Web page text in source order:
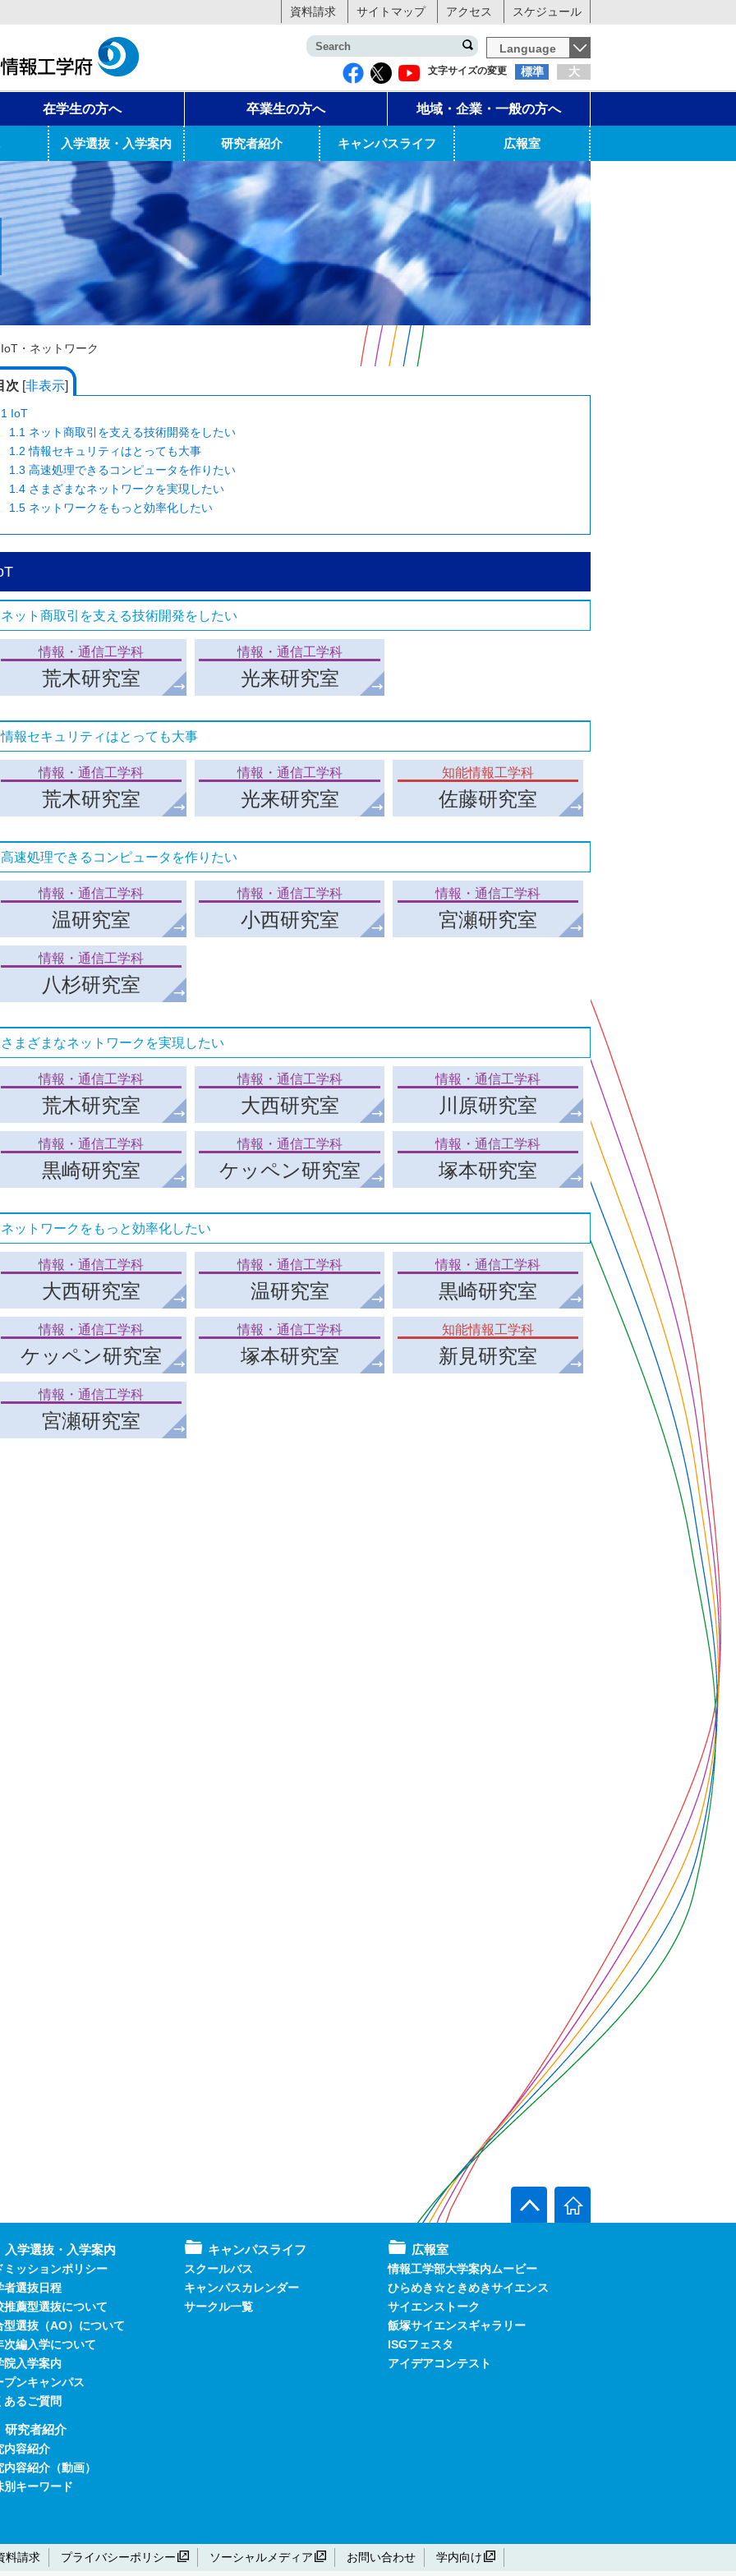
資料請求 サイトマップ アクセス スケジュール
Language
文字サイズの変更 標準 大
在学生の方へ 卒業生の方へ 地域・企業・一般の方へ
入学選抜・入学案内 研究者紹介 キャンパスライフ 広報室
IoT・ネットワーク
次 [非表示]
1 IoT
1.1 ネット商取引を支える技術開発をしたい
1.2 情報セキュリティはとっても大事
1.3 高速処理できるコンピュータを作りたい
1.4 さまざまなネットワークを実現したい
1.5 ネットワークをもっと効率化したい
ネット商取引を支える技術開発をしたい
情報・通信工学科
荒木研究室
情報・通信工学科
光来研究室
情報セキュリティはとっても大事
情報・通信工学科
荒木研究室
情報・通信工学科
光来研究室
知能情報工学科
佐藤研究室
高速処理できるコンピュータを作りたい
情報・通信工学科
温研究室
情報・通信工学科
小西研究室
情報・通信工学科
宮瀬研究室
情報・通信工学科
八杉研究室
さまざまなネットワークを実現したい
情報・通信工学科
荒木研究室
情報・通信工学科
大西研究室
情報・通信工学科
川原研究室
情報・通信工学科
黒崎研究室
情報・通信工学科
ケッペン研究室
情報・通信工学科
塚本研究室
ネットワークをもっと効率化したい
情報・通信工学科
大西研究室
情報・通信工学科
温研究室
情報・通信工学科
黒崎研究室
情報・通信工学科
ケッペン研究室
情報・通信工学科
塚本研究室
知能情報工学科
新見研究室
情報・通信工学科
宮瀬研究室
入学選抜・入学案内
ミッションポリシー
者選抜日程
推薦型選抜について
型選抜（AO）について
次編入学について
院入学案内
プンキャンパス
あるご質問
研究者紹介
内容紹介
内容紹介（動画）
別キーワード
キャンパスライフ
スクールバス
キャンパスカレンダー
サークル一覧
広報室
情報工学部大学案内ムービー
ひらめき☆ときめきサイエンス
サイエンストーク
飯塚サイエンスギャラリー
ISGフェスタ
アイデアコンテスト
料請求 プライバシーポリシー ソーシャルメディア お問い合わせ 学内向け